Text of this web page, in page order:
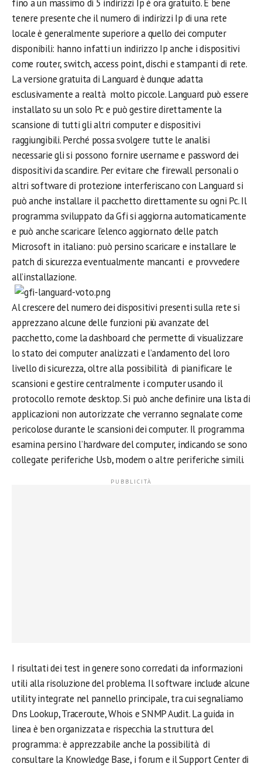
fino a un massimo di 5 indirizzi Ip è ora gratuito. È bene
tenere presente che il numero di indirizzi Ip di una rete
locale è generalmente superiore a quello dei computer
disponibili: hanno infatti un indirizzo Ip anche i dispositivi
come router, switch, access point, dischi e stampanti di rete.
La versione gratuita di Languard è dunque adatta
esclusivamente a realtà molto piccole. Languard può essere
installato su un solo Pc e può gestire direttamente la
scansione di tutti gli altri computer e dispositivi
raggiungibili. Perché possa svolgere tutte le analisi
necessarie gli si possono fornire username e password dei
dispositivi da scandire. Per evitare che firewall personali o
altri software di protezione interferiscano con Languard si
può anche installare il pacchetto direttamente su ogni Pc. Il
programma sviluppato da Gfi si aggiorna automaticamente
e può anche scaricare l’elenco aggiornato delle patch
Microsoft in italiano: può persino scaricare e installare le
patch di sicurezza eventualmente mancanti e provvedere
all’installazione.
Al crescere del numero dei dispositivi presenti sulla rete si
apprezzano alcune delle funzioni più avanzate del
pacchetto, come la dashboard che permette di visualizzare
lo stato dei computer analizzati e l’andamento del loro
livello di sicurezza, oltre alla possibilità di pianificare le
scansioni e gestire centralmente i computer usando il
protocollo remote desktop. Si può anche definire una lista di
applicazioni non autorizzate che verranno segnalate come
pericolose durante le scansioni dei computer. Il programma
esamina persino l’hardware del computer, indicando se sono
collegate periferiche Usb, modem o altre periferiche simili.
I risultati dei test in genere sono corredati da informazioni
utili alla risoluzione del problema. Il software include alcune
utility integrate nel pannello principale, tra cui segnaliamo
Dns Lookup, Traceroute, Whois e SNMP Audit. La guida in
linea è ben organizzata e rispecchia la struttura del
programma: è apprezzabile anche la possibilità di
consultare la Knowledge Base, i forum e il Support Center di